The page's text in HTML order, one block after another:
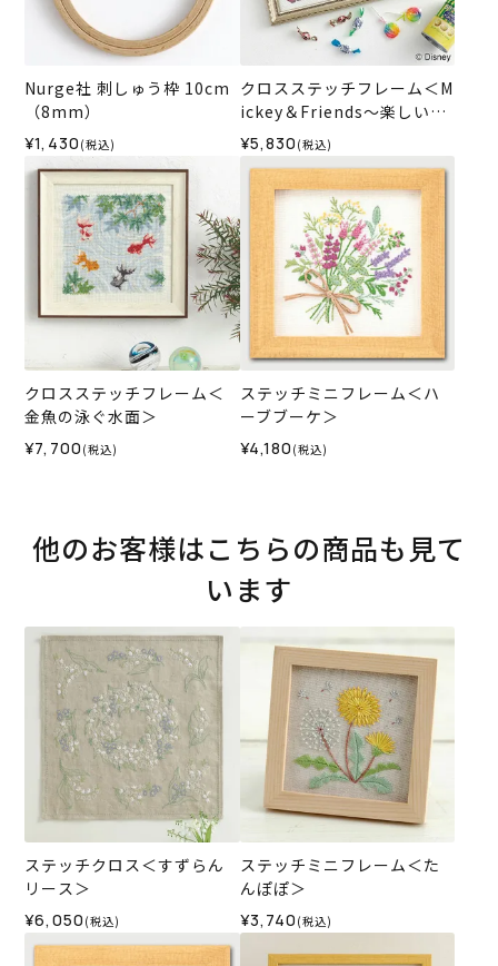
Nurge社 刺しゅう枠 10cm
（8mm）
¥1,430 (税込)
クロスステッチフレーム＜M
ickey＆Friends～楽しい一
日～＞
¥5,830 (税込)
クロスステッチフレーム＜
金魚の泳ぐ水面＞
¥7,700 (税込)
ステッチミニフレーム＜ハ
ーブブーケ＞
¥4,180 (税込)
他のお客様はこちらの商品も見て
います
ステッチクロス＜すずらん
リース＞
¥6,050 (税込)
ステッチミニフレーム＜た
んぽぽ＞
¥3,740 (税込)